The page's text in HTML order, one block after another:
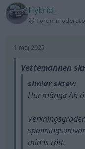
Hybrid_
1 maj 2025
Vettemannen
simlar skrev:
Hur många Ah
minns rätt.